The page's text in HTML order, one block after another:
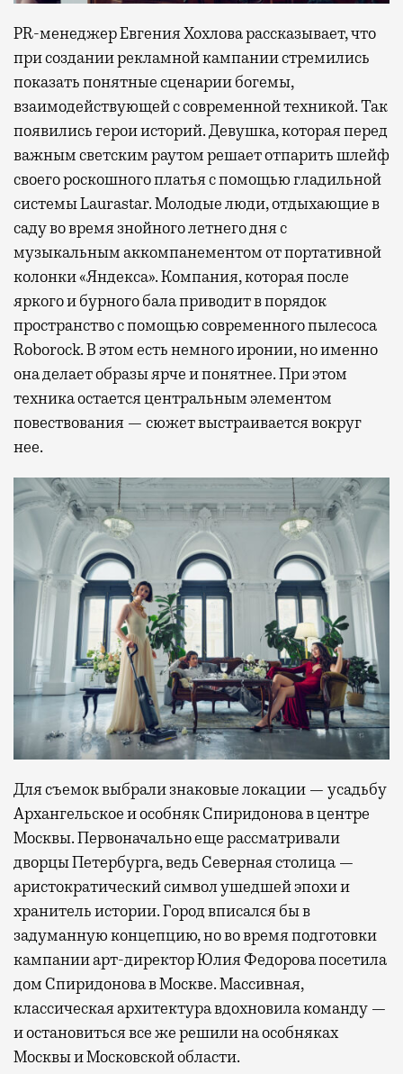
PR-менеджер Евгения Хохлова рассказывает, что
при создании рекламной кампании стремились
показать понятные сценарии богемы,
взаимодействующей с современной техникой. Так
появились герои историй. Девушка, которая перед
важным светским раутом решает отпарить шлейф
своего роскошного платья с помощью гладильной
системы Laurastar. Молодые люди, отдыхающие в
саду во время знойного летнего дня с
музыкальным аккомпанементом от портативной
колонки «Яндекса». Компания, которая после
яркого и бурного бала приводит в порядок
пространство с помощью современного пылесоса
Roborock. В этом есть немного иронии, но именно
она делает образы ярче и понятнее. При этом
техника остается центральным элементом
повествования — сюжет выстраивается вокруг
нее.
Для съемок выбрали знаковые локации — усадьбу
Архангельское и особняк Спиридонова в центре
Москвы. Первоначально еще рассматривали
дворцы Петербурга, ведь Северная столица —
аристократический символ ушедшей эпохи и
хранитель истории. Город вписался бы в
задуманную концепцию, но во время подготовки
кампании арт-директор Юлия Федорова посетила
дом Спиридонова в Москве. Массивная,
классическая архитектура вдохновила команду —
и остановиться все же решили на особняках
Москвы и Московской области.